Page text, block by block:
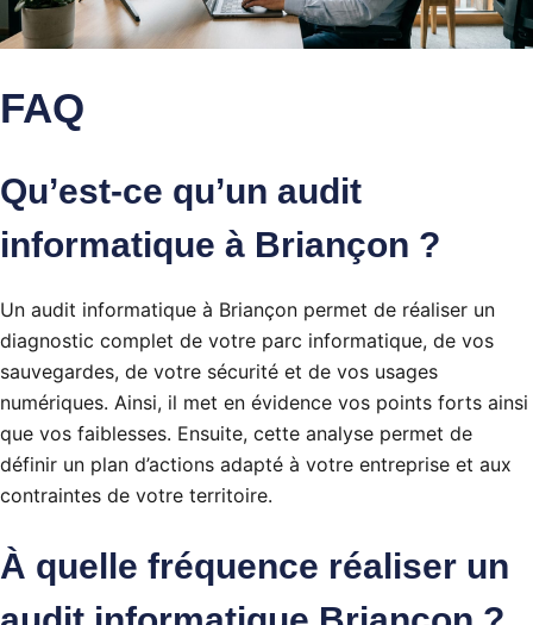
FAQ
Qu’est-ce qu’un audit
informatique à Briançon ?
Un audit informatique à Briançon permet de réaliser un
diagnostic complet de votre parc informatique, de vos
sauvegardes, de votre sécurité et de vos usages
numériques. Ainsi, il met en évidence vos points forts ainsi
que vos faiblesses. Ensuite, cette analyse permet de
définir un plan d’actions adapté à votre entreprise et aux
contraintes de votre territoire.
À quelle fréquence réaliser un